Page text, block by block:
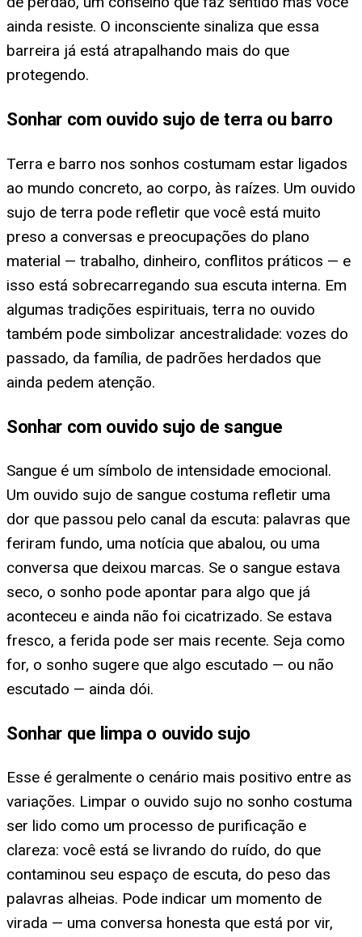
ainda resiste. O inconsciente sinaliza que essa
barreira já está atrapalhando mais do que
protegendo.
Sonhar com ouvido sujo de terra ou barro
Terra e barro nos sonhos costumam estar ligados
ao mundo concreto, ao corpo, às raízes. Um ouvido
sujo de terra pode refletir que você está muito
preso a conversas e preocupações do plano
material — trabalho, dinheiro, conflitos práticos — e
isso está sobrecarregando sua escuta interna. Em
algumas tradições espirituais, terra no ouvido
também pode simbolizar ancestralidade: vozes do
passado, da família, de padrões herdados que
ainda pedem atenção.
Sonhar com ouvido sujo de sangue
Sangue é um símbolo de intensidade emocional.
Um ouvido sujo de sangue costuma refletir uma
dor que passou pelo canal da escuta: palavras que
feriram fundo, uma notícia que abalou, ou uma
conversa que deixou marcas. Se o sangue estava
seco, o sonho pode apontar para algo que já
aconteceu e ainda não foi cicatrizado. Se estava
fresco, a ferida pode ser mais recente. Seja como
for, o sonho sugere que algo escutado — ou não
escutado — ainda dói.
Sonhar que limpa o ouvido sujo
Esse é geralmente o cenário mais positivo entre as
variações. Limpar o ouvido sujo no sonho costuma
ser lido como um processo de purificação e
clareza: você está se livrando do ruído, do que
contaminou seu espaço de escuta, do peso das
palavras alheias. Pode indicar um momento de
virada — uma conversa honesta que está por vir,